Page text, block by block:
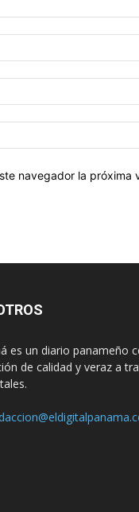
navegador la próxima
es un diario panameño
de calidad y veraz a